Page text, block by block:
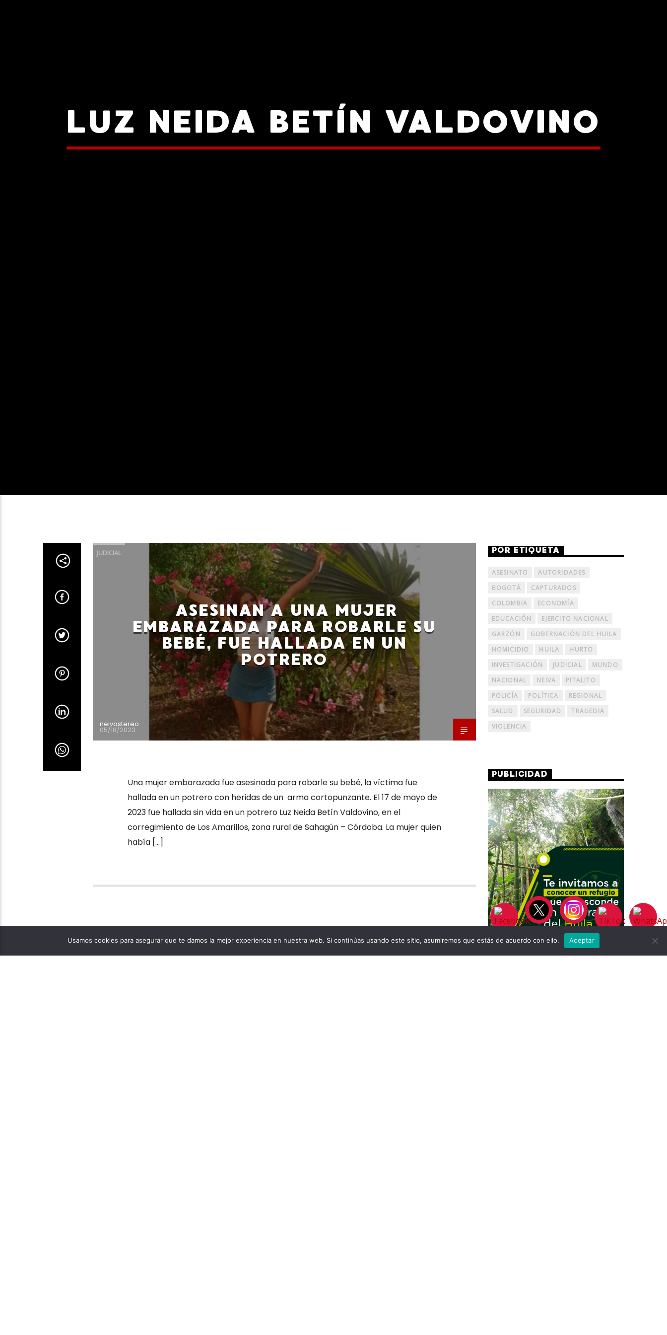
LUZ NEIDA BETÍN VALDOVINO
JUDICIAL
ASESINAN A UNA MUJER
EMBARAZADA PARA ROBARLE SU
BEBÉ, FUE HALLADA EN UN
POTRERO
neivastereo
05/18/2023
Una mujer embarazada fue asesinada para robarle su bebé, la víctima fue
hallada en un potrero con heridas de un arma cortopunzante. El 17 de mayo de
2023 fue hallada sin vida en un potrero Luz Neida Betín Valdovino, en el
corregimiento de Los Amarillos, zona rural de Sahagún – Córdoba. La mujer quien
había […]
POR ETIQUETA
ASESINATO
AUTORIDADES
BOGOTÁ
CAPTURADOS
COLOMBIA
ECONOMÍA
EDUCACIÓN
EJERCITO NACIONAL
GARZÓN
GOBERNACIÓN DEL HUILA
HOMICIDIO
HUILA
HURTO
INVESTIGACIÓN
JUDICIAL
MUNDO
NACIONAL
NEIVA
PITALITO
POLICÍA
POLÍTICA
REGIONAL
SALUD
SEGURIDAD
TRAGEDIA
VIOLENCIA
PUBLICIDAD
Usamos cookies para asegurar que te damos la mejor experiencia en nuestra web. Si continúas usando este sitio, asumiremos que estás de acuerdo con ello. Aceptar